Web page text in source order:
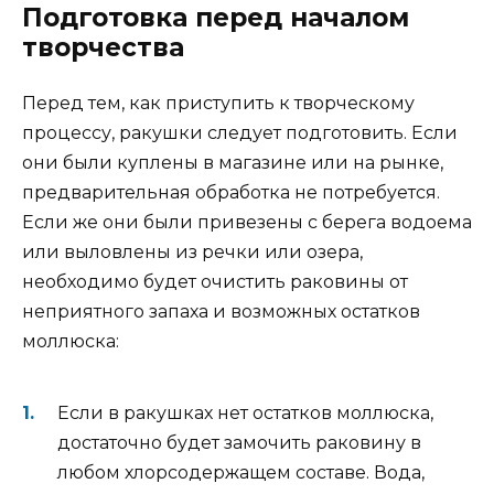
Подготовка перед началом
творчества
Перед тем, как приступить к творческому
процессу, ракушки следует подготовить. Если
они были куплены в магазине или на рынке,
предварительная обработка не потребуется.
Если же они были привезены с берега водоема
или выловлены из речки или озера,
необходимо будет очистить раковины от
неприятного запаха и возможных остатков
моллюска:
Если в ракушках нет остатков моллюска,
достаточно будет замочить раковину в
любом хлорсодержащем составе. Вода,